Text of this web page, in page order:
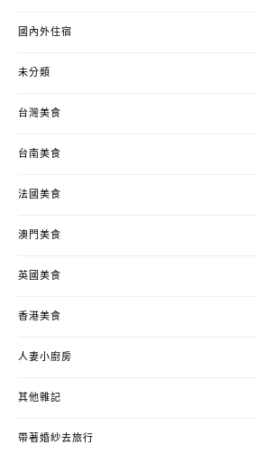
國內外住宿
未分類
台灣美食
台南美食
法國美食
澳門美食
英國美食
香港美食
人妻小廚房
其他雜記
帶著婚紗去旅行